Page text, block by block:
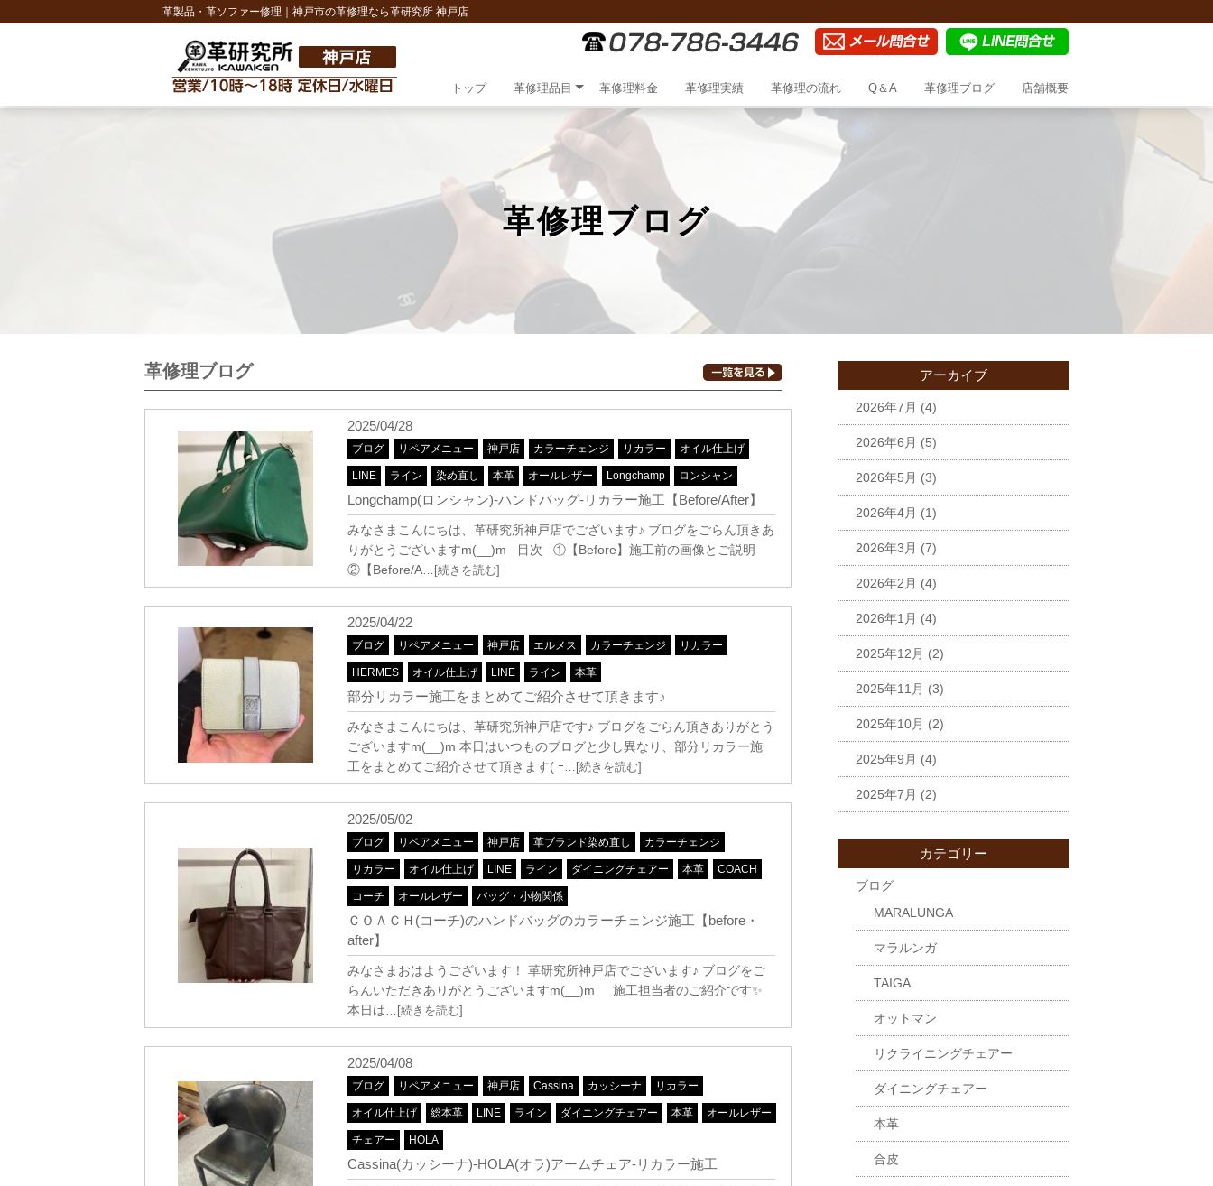
革製品・革ソファー修理｜神戸市の革修理なら革研究所 神戸店
トップ 革修理品目 革修理料金 革修理実績 革修理の流れ Q＆A 革修理ブログ 店舗概要
革修理ブログ
革修理ブログ
2025/04/28
ブログ リペアメニュー 神戸店 カラーチェンジ リカラー オイル仕上げ
LINE ライン 染め直し 本革 オールレザー Longchamp ロンシャン
Longchamp(ロンシャン)-ハンドバッグ-リカラー施工【Before/After】
みなさまこんにちは、革研究所神戸店でございます♪ ブログをごらん頂きあ
りがとうございますm(__)m 目次 ①【Before】施工前の画像とご説明
②【Before/A…[続きを読む]
2025/04/22
ブログ リペアメニュー 神戸店 エルメス カラーチェンジ リカラー
HERMES オイル仕上げ LINE ライン 本革
部分リカラー施工をまとめてご紹介させて頂きます♪
みなさまこんにちは、革研究所神戸店です♪ ブログをごらん頂きありがとう
ございますm(__)m 本日はいつものブログと少し異なり、部分リカラー施
工をまとめてご紹介させて頂きます( ｰ…[続きを読む]
2025/05/02
ブログ リペアメニュー 神戸店 革ブランド染め直し カラーチェンジ
リカラー オイル仕上げ LINE ライン ダイニングチェアー 本革 COACH
コーチ オールレザー バッグ・小物関係
ＣＯＡＣＨ(コーチ)のハンドバッグのカラーチェンジ施工【before・
after】
みなさまおはようございます！ 革研究所神戸店でございます♪ ブログをご
らんいただきありがとうございますm(__)m 施工担当者のご紹介です✨
本日は…[続きを読む]
2025/04/08
ブログ リペアメニュー 神戸店 Cassina カッシーナ リカラー
オイル仕上げ 総本革 LINE ライン ダイニングチェアー 本革 オールレザー
チェアー HOLA
Cassina(カッシーナ)-HOLA(オラ)アームチェア-リカラー施工
アーカイブ
2026年7月 (4)
2026年6月 (5)
2026年5月 (3)
2026年4月 (1)
2026年3月 (7)
2026年2月 (4)
2026年1月 (4)
2025年12月 (2)
2025年11月 (3)
2025年10月 (2)
2025年9月 (4)
2025年7月 (2)
カテゴリー
ブログ
MARALUNGA
マラルンガ
TAIGA
オットマン
リクライニングチェアー
ダイニングチェアー
本革
合皮